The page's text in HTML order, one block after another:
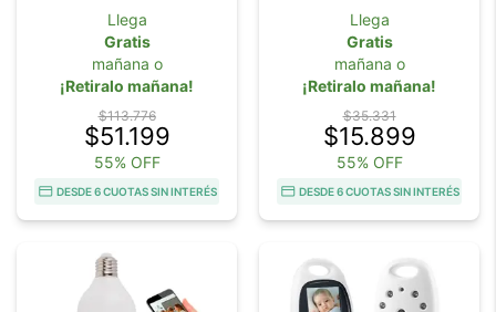
Llega
Gratis
mañana o
¡Retiralo mañana!
$113.776
$51.199
55% OFF
DESDE 6 CUOTAS SIN INTERÉS
Llega
Gratis
mañana o
¡Retiralo mañana!
$35.331
$15.899
55% OFF
DESDE 6 CUOTAS SIN INTERÉS